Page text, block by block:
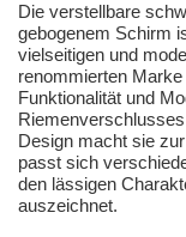
Die verstellbare
gebogenem Schirm
vielseitigen und
renommierten
Funktionalität und
Design macht sie
passt sich
den lässigen
auszeichnet.